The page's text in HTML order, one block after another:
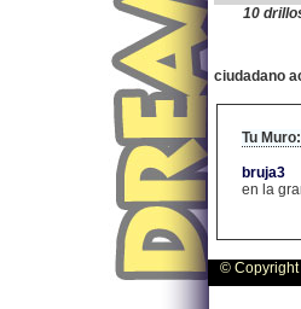
10
ciudadano
Tu Muro:
bruja3
en la
© Copyright